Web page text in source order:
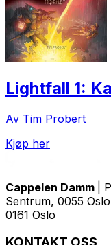
Lightfall 1:
Av Tim Probert
Kjøp her
Cappelen Damm
|
Sentrum, 0055
0161 Oslo